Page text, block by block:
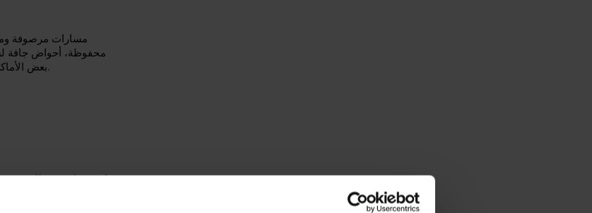
مسارات مرصوفة
محفوظة، أحواض جافة
بعض الأماكن مغلقة في زيارتك، لكن المناظر والبيئة الصناعية المهيكلة تظهر في كل زاوية.
ارتدِ حذاء مريح للمشي
دخول مساحات العمل. خذ